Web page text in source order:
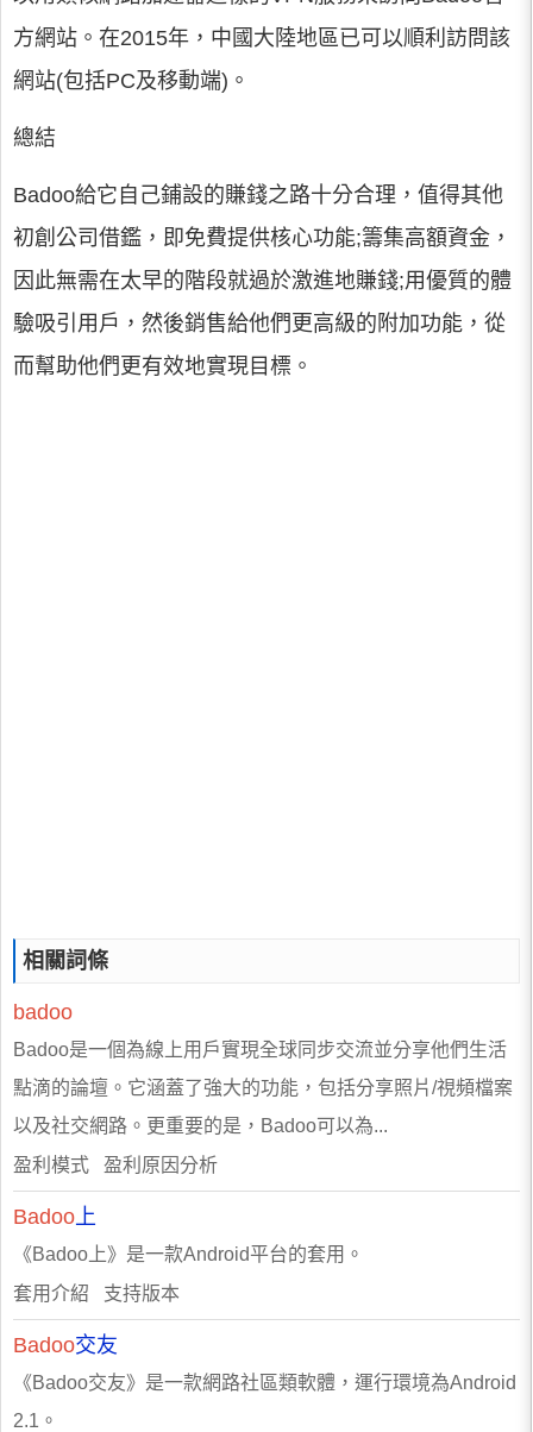
方網站。在2015年，中國大陸地區已可以順利訪問該
網站(包括PC及移動端)。
總結
Badoo給它自己鋪設的賺錢之路十分合理，值得其他
初創公司借鑑，即免費提供核心功能;籌集高額資金，
因此無需在太早的階段就過於激進地賺錢;用優質的體
驗吸引用戶，然後銷售給他們更高級的附加功能，從
而幫助他們更有效地實現目標。
相關詞條
badoo
Badoo是一個為線上用戶實現全球同步交流並分享他們生活
點滴的論壇。它涵蓋了強大的功能，包括分享照片/視頻檔案
以及社交網路。更重要的是，Badoo可以為...
盈利模式 盈利原因分析
Badoo上
《Badoo上》是一款Android平台的套用。
套用介紹 支持版本
Badoo交友
《Badoo交友》是一款網路社區類軟體，運行環境為Android
2.1。